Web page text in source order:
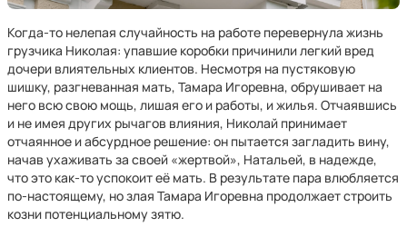
Когда-то нелепая случайность на работе перевернула жизнь
грузчика Николая: упавшие коробки причинили легкий вред
дочери влиятельных клиентов. Несмотря на пустяковую
шишку, разгневанная мать, Тамара Игоревна, обрушивает на
него всю свою мощь, лишая его и работы, и жилья. Отчаявшись
и не имея других рычагов влияния, Николай принимает
отчаянное и абсурдное решение: он пытается загладить вину,
начав ухаживать за своей «жертвой», Натальей, в надежде,
что это как-то успокоит её мать. В результате пара влюбляется
по-настоящему, но злая Тамара Игоревна продолжает строить
козни потенциальному зятю.